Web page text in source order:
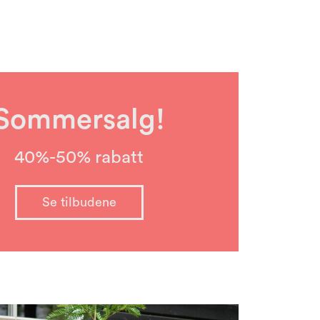
40%-50% rabatt
Se tilbudene